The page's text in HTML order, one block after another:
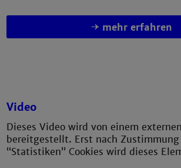
mehr erfahren
Video
Dieses Video wird von einem
bereitgestellt. Erst nach Zustimmung
“Statistiken” Cookies wird dieses